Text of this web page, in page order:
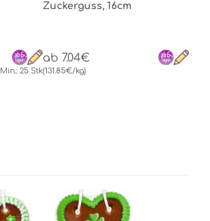
Min.: 25 Stk
Zuckerguss, 16cm
ab 7.04€
(131.85€/kg)